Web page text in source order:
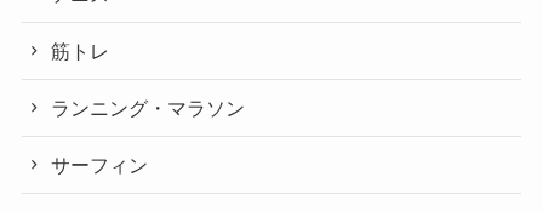
筋トレ
ランニング・マラソン
サーフィン